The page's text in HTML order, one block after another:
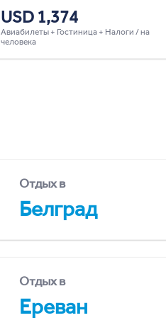
USD 1,374
Авиабилеты + Гостиница + Налоги / на
человека
Отдых в
Белград
Отдых в
Ереван